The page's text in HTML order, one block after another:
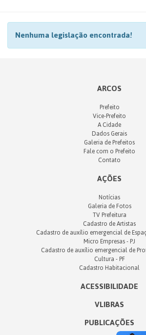
Nenhuma legislação encontrada!
ARCOS
Prefeito
Vice-Prefeito
A Cidade
Dados Gerais
Galeria de Prefeitos
Fale com o Prefeito
Contato
AÇÕES
Notícias
Galeria de Fotos
TV Prefeitura
Cadastro de Artistas
Cadastro de auxílio emergencial de
Micro Empresas - PJ
Cadastro de auxílio emergencial de
Cultura - PF
Cadastro Habitacional
ACESSIBILIDADE
VLIBRAS
PUBLICAÇÕES